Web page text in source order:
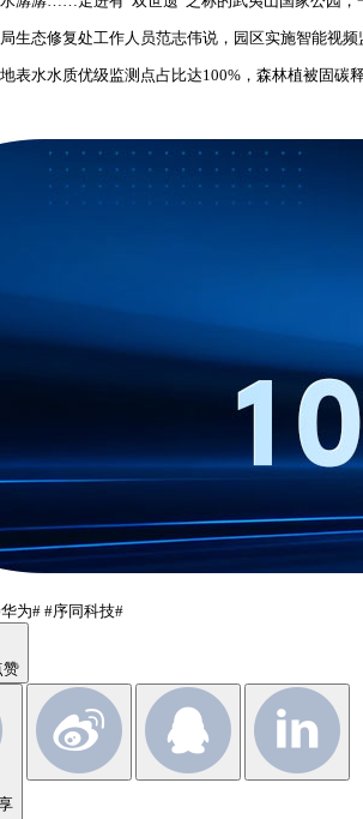
生态修复处工作人员范志伟说，园区实施智能视
表水水质优级监测点占比达100%，森林植被固碳
为# #序同科技#
赞